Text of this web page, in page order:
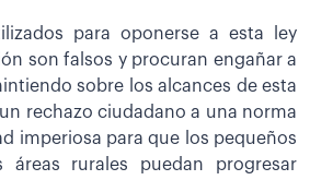
para oponerse a esta ley
son falsos y procuran engañar a
sobre los alcances de esta
rechazo ciudadano a una norma
imperiosa para que los pequeños
áreas rurales puedan progresar